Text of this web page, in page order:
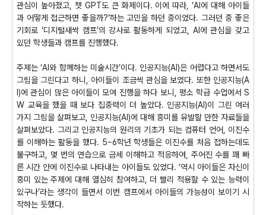
관심이 높아졌고, 챗 GPT도 큰 화제이다. 이에 따라, ‘AI에 대해 아이들
과 어떻게 접근하면 좋을까?’하는 고민을 하던 중이었다. 그러던 중 좋은
기회로 ‘디지털새싹 캠프’의 강사로 활동하게 되었고, AI에 관심을 갖고
있던 학생들과 캠프를 진행했다.
주제는 ‘AI와 함께하는 미술시간’이다. 인공지능(AI)은 어렵다고 하면서도
그림을 그린다고 하니, 아이들이 조금씩 관심을 보였다. 또한 인공지능(A
I)에 관심이 많은 아이들이 모여 진행을 하다 보니, 평소 학급 수업에서 S
W 교육을 했을 때 보다 집중력이 더 높았다. 인공지능(AI)이 그린 여러
가지 그림을 살펴보고, 인공지능(AI)에 대해 흥미를 유발할 만한 자료들을
살펴보았다. 그리고 인공지능의 원리의 기초가 되는 컴퓨터 언어, 이진수
를 이해하는 활동을 했다. 5~6학년 학생들은 이진수를 처음 접하는데도
불구하고, 몇 번의 연습으로 금세 이해하고 적응하여, 주어진 수를 꽤 빠
른 시간 안에 이진수로 나타내는 아이들도 있었다. ‘역시 아이들은 자신이
흥미 있는 주제에 대해 열심히 참여하고, 더 빨리 적용할 수 있는 능력이
있구나’라는 생각이 들면서 이번 캠프에서 아이들의 가능성이 보이기 시
작하는 듯했다.